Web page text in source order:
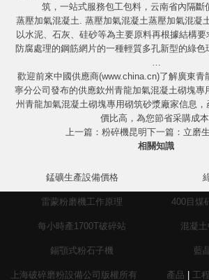
筑，一站式服務包工包料，云南省內隔斷
蒸壓加氣混凝土. 蒸壓加氣混凝土蒸壓加氣混凝
以水泥、石灰、硅砂等為主要原料再根據結構
防腐處理的鋼筋網片的一種輕質多孔新型的綠
歡迎前來中國供應商(www.china.cn)了解廣東青
寧分公司發布的供應欽州青龍加氣混凝土砌塊專
州青龍加氣混凝土砌塊專用砌筑砂漿廠家信息
價比高，為您節省采購成
上一篇： 粉碎機昆明下一篇： 立磨
相關知識
錳礦生產設備價格
雷蒙粉磨機工作原理 400目煤
每小時產1700T破碎站 混凝
錫顎式粉石子機 藍
上海破碎磨粉設備公司版權所有 產品 工